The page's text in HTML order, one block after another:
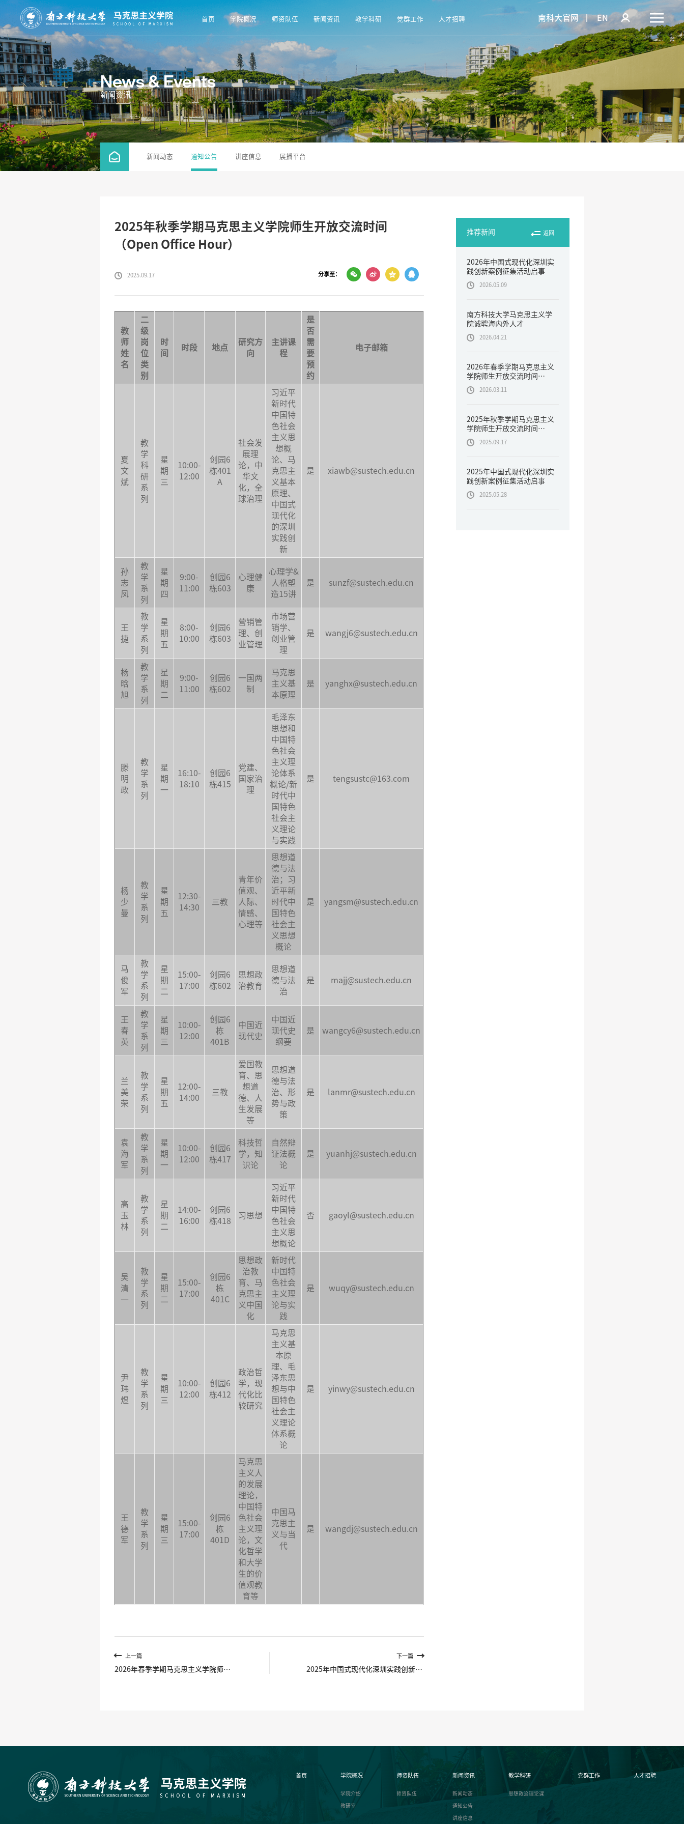
首页 学院概况 师资队伍 新闻资讯 教学科研 党群工作 人才招聘 南科大官网 EN
News & Events
新闻资讯
新闻动态 通知公告 讲座信息 展播平台
2025年秋季学期马克思主义学院师生开放交流时间
（Open Office Hour）
2025.09.17 分享至：
教
师
姓
名
二
级
岗
位
类
别
时
间
时段 地点
研究方
向
主讲课
程
是
否
需
要
预
约
电子邮箱
夏
文
斌
教
学
科
研
系
列
星
期
三
10:00-
12:00
创园6
栋401
A
社会发
展理
论，中
华文
化，全
球治理
习近平
新时代
中国特
色社会
主义思
想概
论、马
克思主
义基本
原理、
中国式
现代化
的深圳
实践创
新
是 xiawb@sustech.edu.cn
孙
志
凤
教
学
系
列
星
期
四
9:00-
11:00
创园6
栋603
心理健
康
心理学&
人格塑
造15讲
是 sunzf@sustech.edu.cn
王
捷
教
学
系
列
星
期
五
8:00-
10:00
创园6
栋603
营销管
理、创
业管理
市场营
销学、
创业管
理
是 wangj6@sustech.edu.cn
杨
晗
旭
教
学
系
列
星
期
二
9:00-
11:00
创园6
栋602
一国两
制
马克思
主义基
本原理
是 yanghx@sustech.edu.cn
滕
明
政
教
学
系
列
星
期
一
16:10-
18:10
创园6
栋415
党建、
国家治
理
毛泽东
思想和
中国特
色社会
主义理
论体系
概论/新
时代中
国特色
社会主
义理论
与实践
是 tengsustc@163.com
杨
少
曼
教
学
系
列
星
期
五
12:30-
14:30
三教
青年价
值观、
人际、
情感、
心理等
思想道
德与法
治；习
近平新
时代中
国特色
社会主
义思想
概论
是 yangsm@sustech.edu.cn
马
俊
军
教
学
系
列
星
期
二
15:00-
17:00
创园6
栋602
思想政
治教育
思想道
德与法
治
是 majj@sustech.edu.cn
王
春
英
教
学
系
列
星
期
三
10:00-
12:00
创园6
栋
401B
中国近
现代史
中国近
现代史
纲要
是 wangcy6@sustech.edu.cn
兰
美
荣
教
学
系
列
星
期
五
12:00-
14:00
三教
爱国教
育、思
想道
德、人
生发展
等
思想道
德与法
治、形
势与政
策
是 lanmr@sustech.edu.cn
袁
海
军
教
学
系
列
星
期
一
10:00-
12:00
创园6
栋417
科技哲
学，知
识论
自然辩
证法概
论
是 yuanhj@sustech.edu.cn
高
玉
林
教
学
系
列
星
期
二
14:00-
16:00
创园6
栋418
习思想
习近平
新时代
中国特
色社会
主义思
想概论
否 gaoyl@sustech.edu.cn
吴
清
一
教
学
系
列
星
期
二
15:00-
17:00
创园6
栋
401C
思想政
治教
育、马
克思主
义中国
化
新时代
中国特
色社会
主义理
论与实
践
是 wuqy@sustech.edu.cn
尹
玮
煜
教
学
系
列
星
期
三
10:00-
12:00
创园6
栋412
政治哲
学，现
代化比
较研究
马克思
主义基
本原
理、毛
泽东思
想与中
国特色
社会主
义理论
体系概
论
是 yinwy@sustech.edu.cn
王
德
军
教
学
系
列
星
期
三
15:00-
17:00
创园6
栋
401D
马克思
主义人
的发展
理论，
中国特
色社会
主义理
论，文
化哲学
和大学
生的价
值观教
育等
中国马
克思主
义与当
代
是 wangdj@sustech.edu.cn
上一篇
2026年春季学期马克思主义学院师生
下一篇
2025年中国式现代化深圳实践创新案
推荐新闻 返回
2026年中国式现代化深圳实
践创新案例征集活动启事
2026.05.09
南方科技大学马克思主义学
院诚聘海内外人才
2026.04.21
2026年春季学期马克思主义
学院师生开放交流时间
（Open Office Hour）
2026.03.11
2025年秋季学期马克思主义
学院师生开放交流时间
（Open Office Hour）
2025.09.17
2025年中国式现代化深圳实
践创新案例征集活动启事
2025.05.28
首页 学院概况
学院介绍
教研室
师资队伍
师资队伍
新闻资讯
新闻动态
通知公告
讲座信息
教学科研
思想政治理论课
党群工作 人才招聘